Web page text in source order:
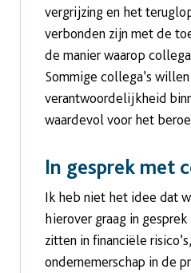
vergrijzing en het
verbonden zijn met de
de manier waarop
Sommige collega’s
verantwoordelijkheid
waardevol voor het
In gesprek met
Ik heb niet het idee dat
hierover graag in
zitten in financiële
ondernemerschap in de